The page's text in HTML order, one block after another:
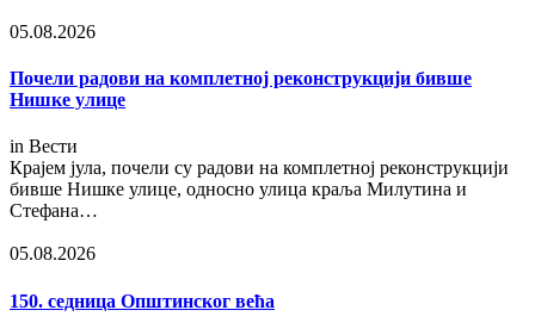
05.08.2026
Почели радови на комплетној реконструкцији бивше
Нишке улице
in Вести
Крајем јула, почели су радови на комплетној реконструкцији
бивше Нишке улице, односно улица краља Милутина и
Стефана…
05.08.2026
150. седница Општинског већа